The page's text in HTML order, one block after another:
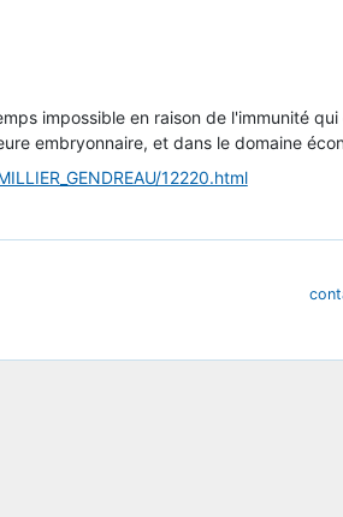
impossible en raison de l'immunité
embryonnaire, et dans le domaine
12220.html